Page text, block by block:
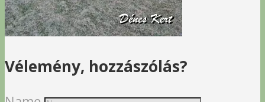
Vélemény, hozzászólás?